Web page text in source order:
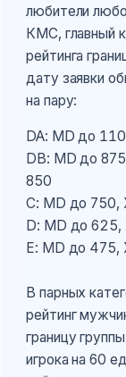
любители
КМС, главный
рейтинга
дату заявки
на пару:
DA: MD до
DB: MD до
850
С: MD до 750,
D: MD до
Е: MD до 475,
В парных
рейтинг
границу
игрока на 60